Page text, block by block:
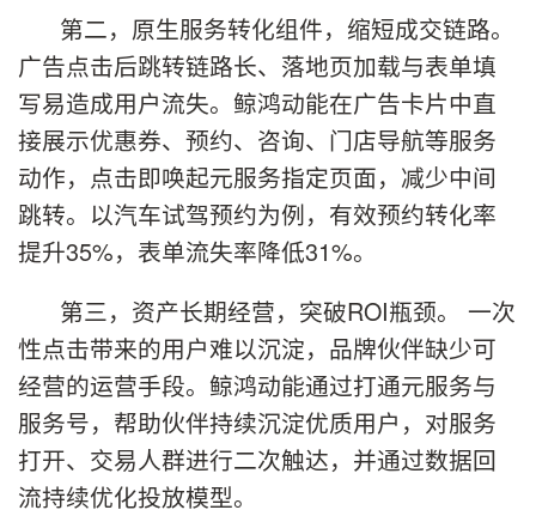
第二，原生服务转化组件，缩短成交链路。
广告点击后跳转链路长、落地页加载与表单填
写易造成用户流失。鲸鸿动能在广告卡片中直
接展示优惠券、预约、咨询、门店导航等服务
动作，点击即唤起元服务指定页面，减少中间
跳转。以汽车试驾预约为例，有效预约转化率
提升35%，表单流失率降低31%。
第三，资产长期经营，突破ROI瓶颈。 一次
性点击带来的用户难以沉淀，品牌伙伴缺少可
经营的运营手段。鲸鸿动能通过打通元服务与
服务号，帮助伙伴持续沉淀优质用户，对服务
打开、交易人群进行二次触达，并通过数据回
流持续优化投放模型。